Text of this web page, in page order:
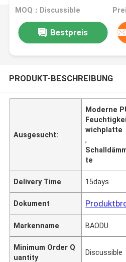
MOQ：Discussible
Bestpreis
PRODUKT-BESCHREIBUNG
Ausgesucht:
Moderne
wichplatte
,
te
Delivery Time 15days
Dokument
Markenname BAODU
Minimum Order Q
uantity
Discussible